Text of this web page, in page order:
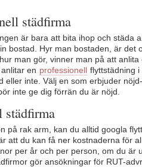
städfirma
är bara att bita ihop och städa
bostad. Hyr man bostaden, är
man gör, vinner man på att
en professionell flyttstädning
eller inte. Välj en som erbjuder
inte ge dig förrän du är nöjd.
städfirma
på rak arm, kan du alltid googla
att du kan få ner kostnaderna för
per år och per person, om du
gör ansökningar för RUT-